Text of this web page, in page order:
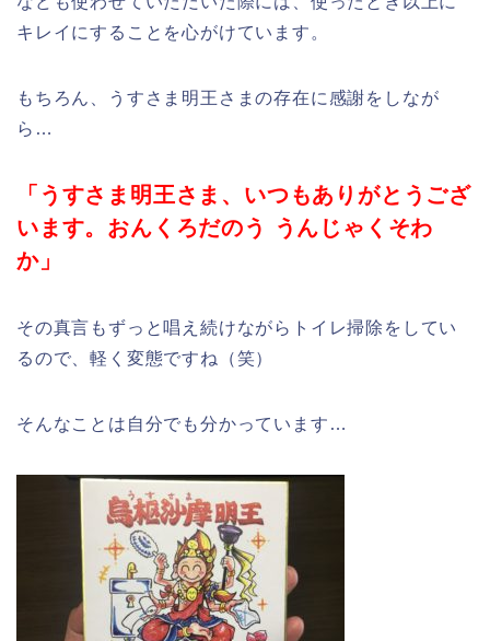
キレイにすることを心がけています。
もちろん、うすさま明王さまの存在に感謝をしなが
ら…
「うすさま明王さま、いつもありがとうござ
います。おんくろだのう うんじゃくそわ
か」
その真言もずっと唱え続けながらトイレ掃除をしてい
るので、軽く変態ですね（笑）
そんなことは自分でも分かっています…